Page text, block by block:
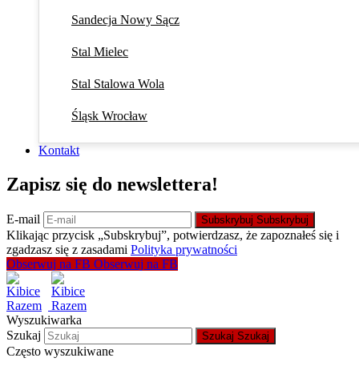
Sandecja Nowy Sącz
Stal Mielec
Stal Stalowa Wola
Śląsk Wrocław
Kontakt
Zapisz się do newslettera!
E-mail Subskrybuj Subskrybuj
Klikając przycisk „Subskrybuj”, potwierdzasz, że zapoznałeś się i
zgadzasz się z zasadami Polityka prywatności
Obserwuj na FB Obserwuj na FB
Wyszukiwarka
Szukaj
Szukaj Szukaj
Często wyszukiwane